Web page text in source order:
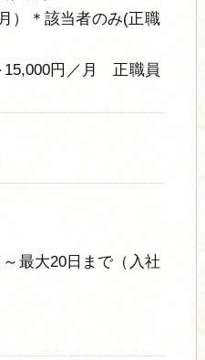
）＊該当者のみ(正職
15,000円／月 正職員
最大20日まで（入社